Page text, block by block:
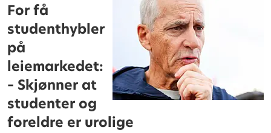
For få
studenthybler
på
leiemarkedet:
– Skjønner at
studenter og
foreldre er urolige